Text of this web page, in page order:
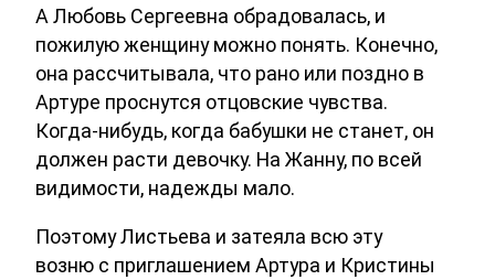
А Любовь Сергеевна обрадовалась, и
пожилую женщину можно понять. Конечно,
она рассчитывала, что рано или поздно в
Артуре проснутся отцовские чувства.
Когда-нибудь, когда бабушки не станет, он
должен расти девочку. На Жанну, по всей
видимости, надежды мало.
Поэтому Листьева и затеяла всю эту
возню с приглашением Артура и Кристины